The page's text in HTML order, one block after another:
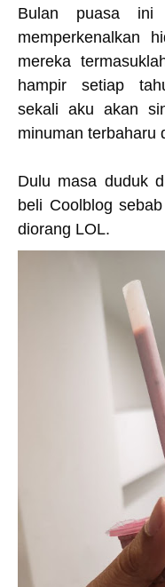
Bulan puasa ini
memperkenalkan
mereka
hampir setiap
sekali aku akan
minuman terbaharu
Dulu masa duduk
beli Coolblog
diorang LOL.